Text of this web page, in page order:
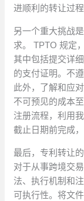
进顺利的转让过程
另一个重大挑战
求。 TPTO 规定
其中包括提交详
的支付证明。不
此外，了解和应
不可预见的成本
注册流程，利用
截止日期前完成
最后，专利转让
对于从事跨境交
法、执行机制和
可执行性。将文